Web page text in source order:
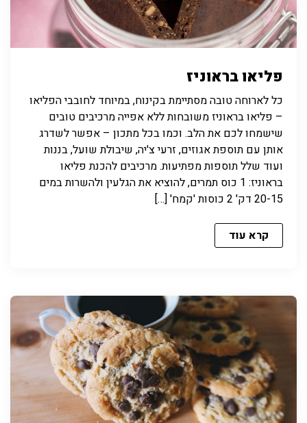
פליאו בראוניז
כל לארוחה טובה מסתיימת בקינוח, במיוחד לחובבי הפליאו
– פליאו בראוניז משובחות ללא אפייה מרכיבים טובים
שישמחו לכם את הלב. וכמו בכל מתכון – אפשר לשדרג
אותן עם תוספת אגוזים, זרעי צ'יה, שיבולת שועל, בננות
ועוד שלל תוספות מפתיעות. מרכיבים להכנת פליאו
בראוניז: 1 כוס תמרים, להוציא את הגלעין ולהשרות במים
20-15 דק' 2 כוסות 'קמח' […]
קרא עוד